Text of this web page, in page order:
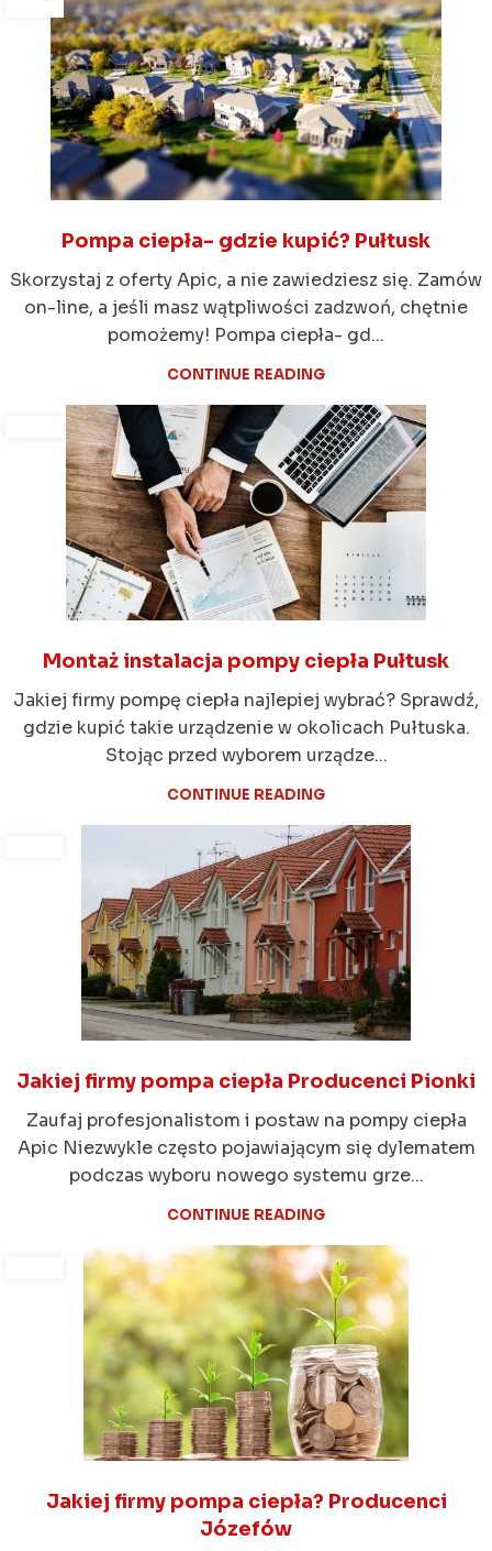
Pompa ciepła- gdzie kupić? Pułtusk
Skorzystaj z oferty Apic, a nie zawiedziesz się. Zamów
on-line, a jeśli masz wątpliwości zadzwoń, chętnie
pomożemy! Pompa ciepła- gd...
CONTINUE READING
Montaż instalacja pompy ciepła Pułtusk
Jakiej firmy pompę ciepła najlepiej wybrać? Sprawdź,
gdzie kupić takie urządzenie w okolicach Pułtuska.
Stojąc przed wyborem urządze...
CONTINUE READING
Jakiej firmy pompa ciepła Producenci Pionki
Zaufaj profesjonalistom i postaw na pompy ciepła
Apic Niezwykle często pojawiającym się dylematem
podczas wyboru nowego systemu grze...
CONTINUE READING
Jakiej firmy pompa ciepła? Producenci
Józefów